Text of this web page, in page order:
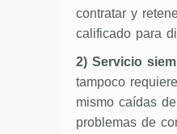
contratar y
calificado para
2) Servicio
tampoco
mismo caídas
problemas de